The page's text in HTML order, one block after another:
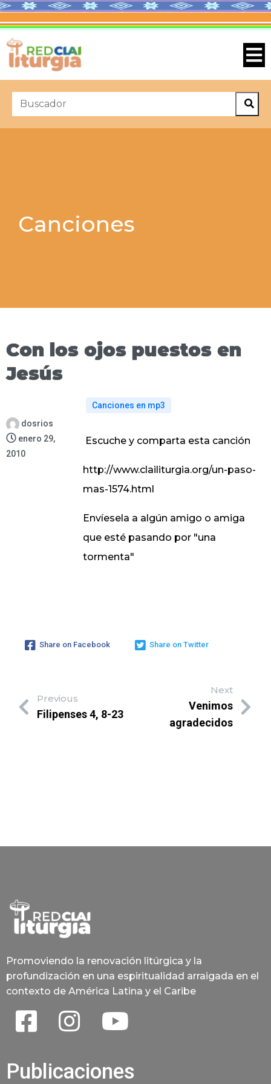
Canciones
Con los ojos puestos en
Jesús
dosrios
enero 29,
2010
Canciones en mp3
Escuche y comparta esta canción
http://www.clailiturgia.org/un-paso-
mas-1574.html
Envíesela a algún amigo o amiga
que esté pasando por "una
tormenta"
Share on Facebook Share on Twitter
Previous
Filipenses 4, 8-23
Next
Venimos
agradecidos
Promoviendo la renovación litúrgica y la
profundización en una espiritualidad arraigada en el
contexto de América Latina y el Caribe
Publicaciones